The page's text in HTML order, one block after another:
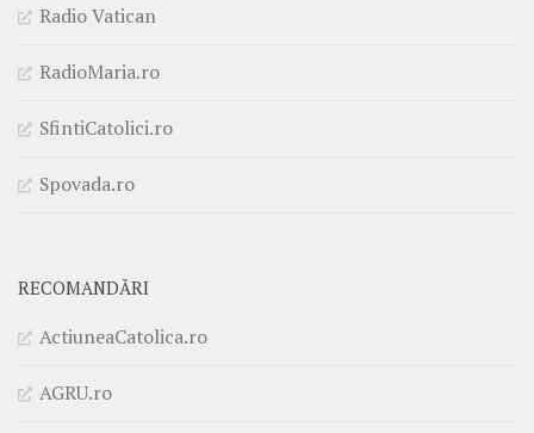
Radio Vatican
RadioMaria.ro
SfintiCatolici.ro
Spovada.ro
RECOMANDĂRI
ActiuneaCatolica.ro
AGRU.ro